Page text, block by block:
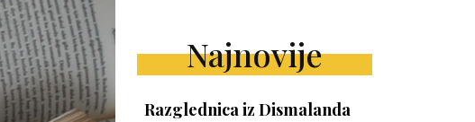
Najnovije
Razglednica iz Dismalanda